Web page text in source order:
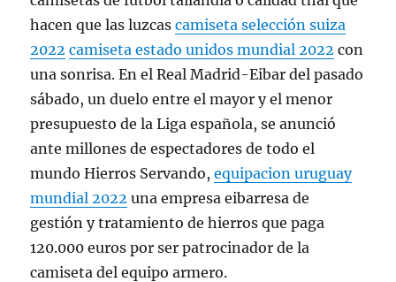
hacen que las luzcascamiseta selección suiza
2022 camiseta estado unidos mundial 2022 con
una sonrisa. En el Real Madrid-Eibar del pasado
sábado, un duelo entre el mayor y el menor
presupuesto de la Liga española, se anunció
ante millones de espectadores de todo el
mundo Hierros Servando,equipacion uruguay
mundial 2022 una empresa eibarresa de
gestión y tratamiento de hierros que paga
120.000 euros por ser patrocinador de la
camiseta del equipo armero.